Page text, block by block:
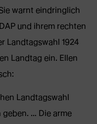
warnt eindringlich
und ihrem rechten
Landtagswahl 1924
Landtag ein. Ellen
Landtagswahl
geben. … Die arme